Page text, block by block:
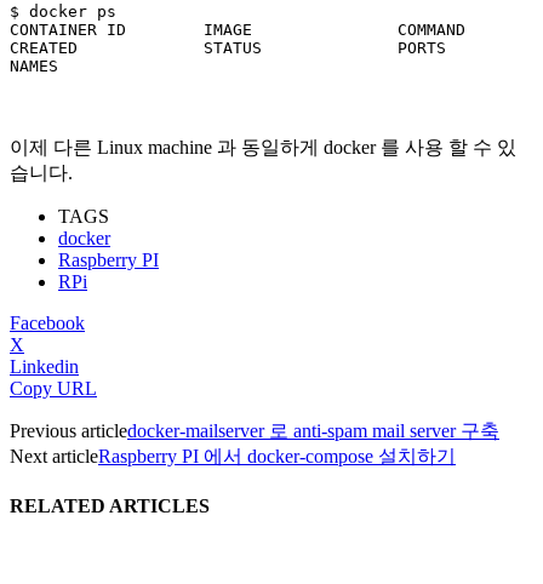
$ docker ps
CONTAINER ID        IMAGE               COMMAND
CREATED             STATUS              PORTS
이제 다른 Linux machine 과 동일하게 docker 를 사용 할 수 있
습니다.
TAGS
docker
Raspberry PI
RPi
Facebook
X
Linkedin
Copy URL
Previous articledocker-mailserver 로 anti-spam mail server 구축
Next articleRaspberry PI 에서 docker-compose 설치하기
RELATED ARTICLES